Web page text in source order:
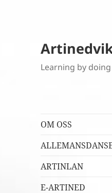
Learning by doing
OM OSS
ARTINLAN
E-ARTINED